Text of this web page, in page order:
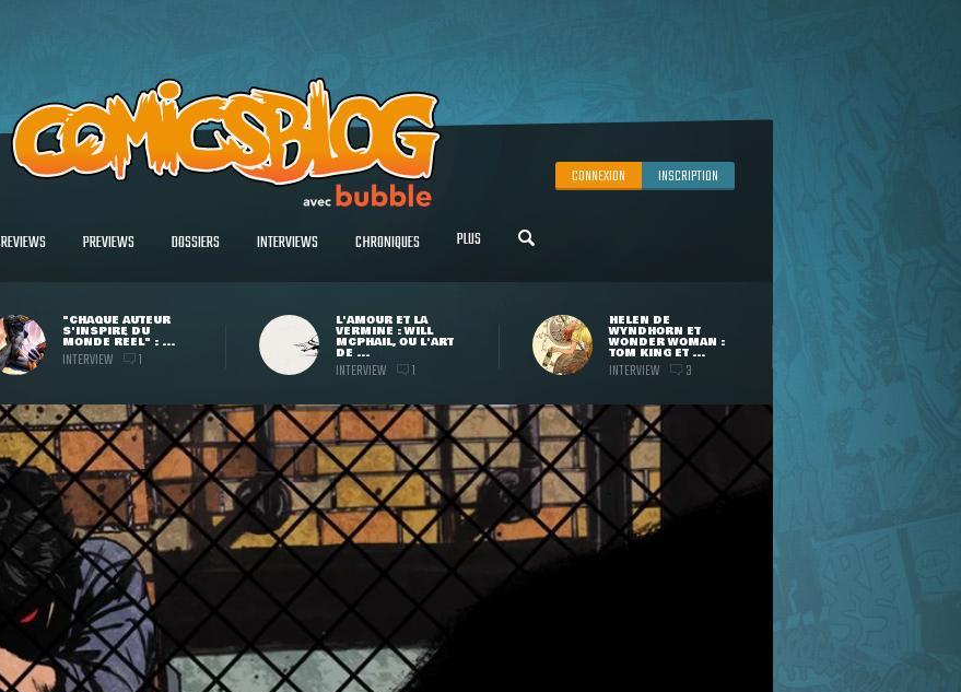
CONNEXION INSCRIPTION
REVIEWS PREVIEWS DOSSIERS INTERVIEWS CHRONIQUES PLUS
"CHAQUE AUTEUR
S'INSPIRE DU
MONDE RÉEL" : ...
INTERVIEW 1
L'AMOUR ET LA
VERMINE : WILL
MCPHAIL, OU L'ART
DE ...
INTERVIEW 1
HELEN DE
WYNDHORN ET
WONDER WOMAN :
TOM KING ET ...
INTERVIEW 3